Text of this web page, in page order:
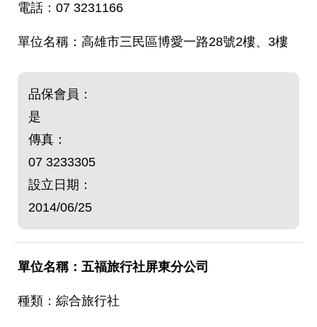
07 3231166
高雄市三民區博愛一路28號2樓、3樓
品保會員：
是
傳真：
07 3233305
設立日期：
2014/06/25
五福旅行社屏東分公司
綜合旅行社